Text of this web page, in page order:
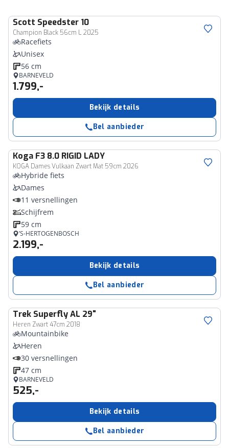
Scott Speedster 10
Champion Black 56cm L 2025
Racefiets
Unisex
56 cm
BARNEVELD
1.799,-
Bekijk details
Bel aanbieder
Koga F3 8.0 RIGID LADY
KOGA Dames Vulkaan Zwart Mat 59cm 2026
Hybride fiets
Dames
11 versnellingen
Schijfrem
59 cm
’S-HERTOGENBOSCH
2.199,-
Bekijk details
Bel aanbieder
Trek Superfly AL 29"
Heren Zwart 47cm 2018
Mountainbike
Heren
30 versnellingen
47 cm
BARNEVELD
525,-
Bekijk details
Bel aanbieder